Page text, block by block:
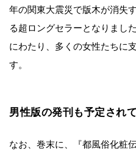
年の関東大震災で版木が消失
る超ロングセラーとなりまし
にわたり、多くの女性たちに
す。
男性版の発刊も予定され
なお、巻末に、『都風俗化粧